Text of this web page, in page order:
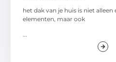
het dak van je huis is niet
elementen, maar ook